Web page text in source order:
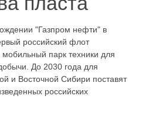
"Газпром нефти" в
российский флот
парк техники для
До 2030 года для
и Восточной Сибири поставят
российских